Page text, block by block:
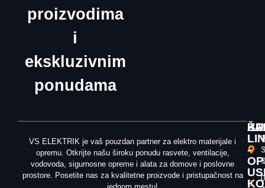
proizvodima
i
ekskluzivnim
ponudama
VS ELEKTRIK je vaš pouzdan partner za elektro materijale i
opremu. Otkrijte našu široku ponudu rasvete, ventilacije,
vodovoda, sigurnosne opreme i alata za domove i poslovne
prostore. Posetite nas za kvalitetne proizvode i pristupačnost na
-